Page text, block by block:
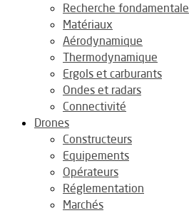
Recherche fondamentale
Matériaux
Aérodynamique
Thermodynamique
Ergols et carburants
Ondes et radars
Connectivité
Drones
Constructeurs
Equipements
Opérateurs
Réglementation
Marchés